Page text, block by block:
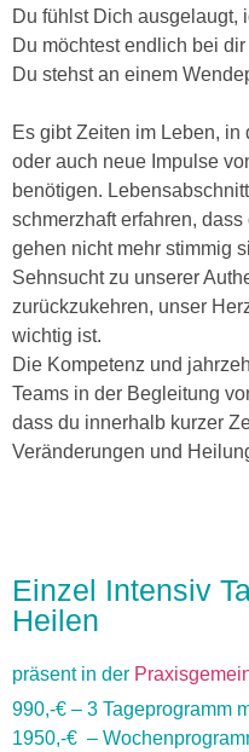
Du fühlst Dich ausgelaugt,
Du möchtest endlich bei
Du stehst an einem
Es gibt Zeiten im Leben,
oder auch neue Impulse
benötigen.
schmerzhaft erfahren,
gehen nicht mehr stimmig
Sehnsucht zu unserer
zurückzukehren, unser
wichtig ist.
Die Kompetenz und
Teams in der Begleitung
dass du innerhalb kurzer
Veränderungen und
Einzel Intensiv
Heilen
präsent in der
990,-€ – 3 Tageprogramm
1950,-€ –